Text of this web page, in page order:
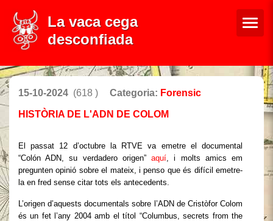
La vaca cega
desconfiada
15-10-2024 (618 ) Categoria: Forensic
HISTÒRIA DE L'ADN DE COLOM
El passat 12 d’octubre la RTVE va emetre el documental
“Colón ADN, su verdadero origen”aquí, i molts amics em
pregunten opinió sobre el mateix, i penso que és difícil emetre-
la en fred sense citar tots els antecedents.
L’origen d’aquests documentals sobre l’ADN de Cristòfor Colom
és un fet l’any 2004 amb el títol “Columbus, secrets from the